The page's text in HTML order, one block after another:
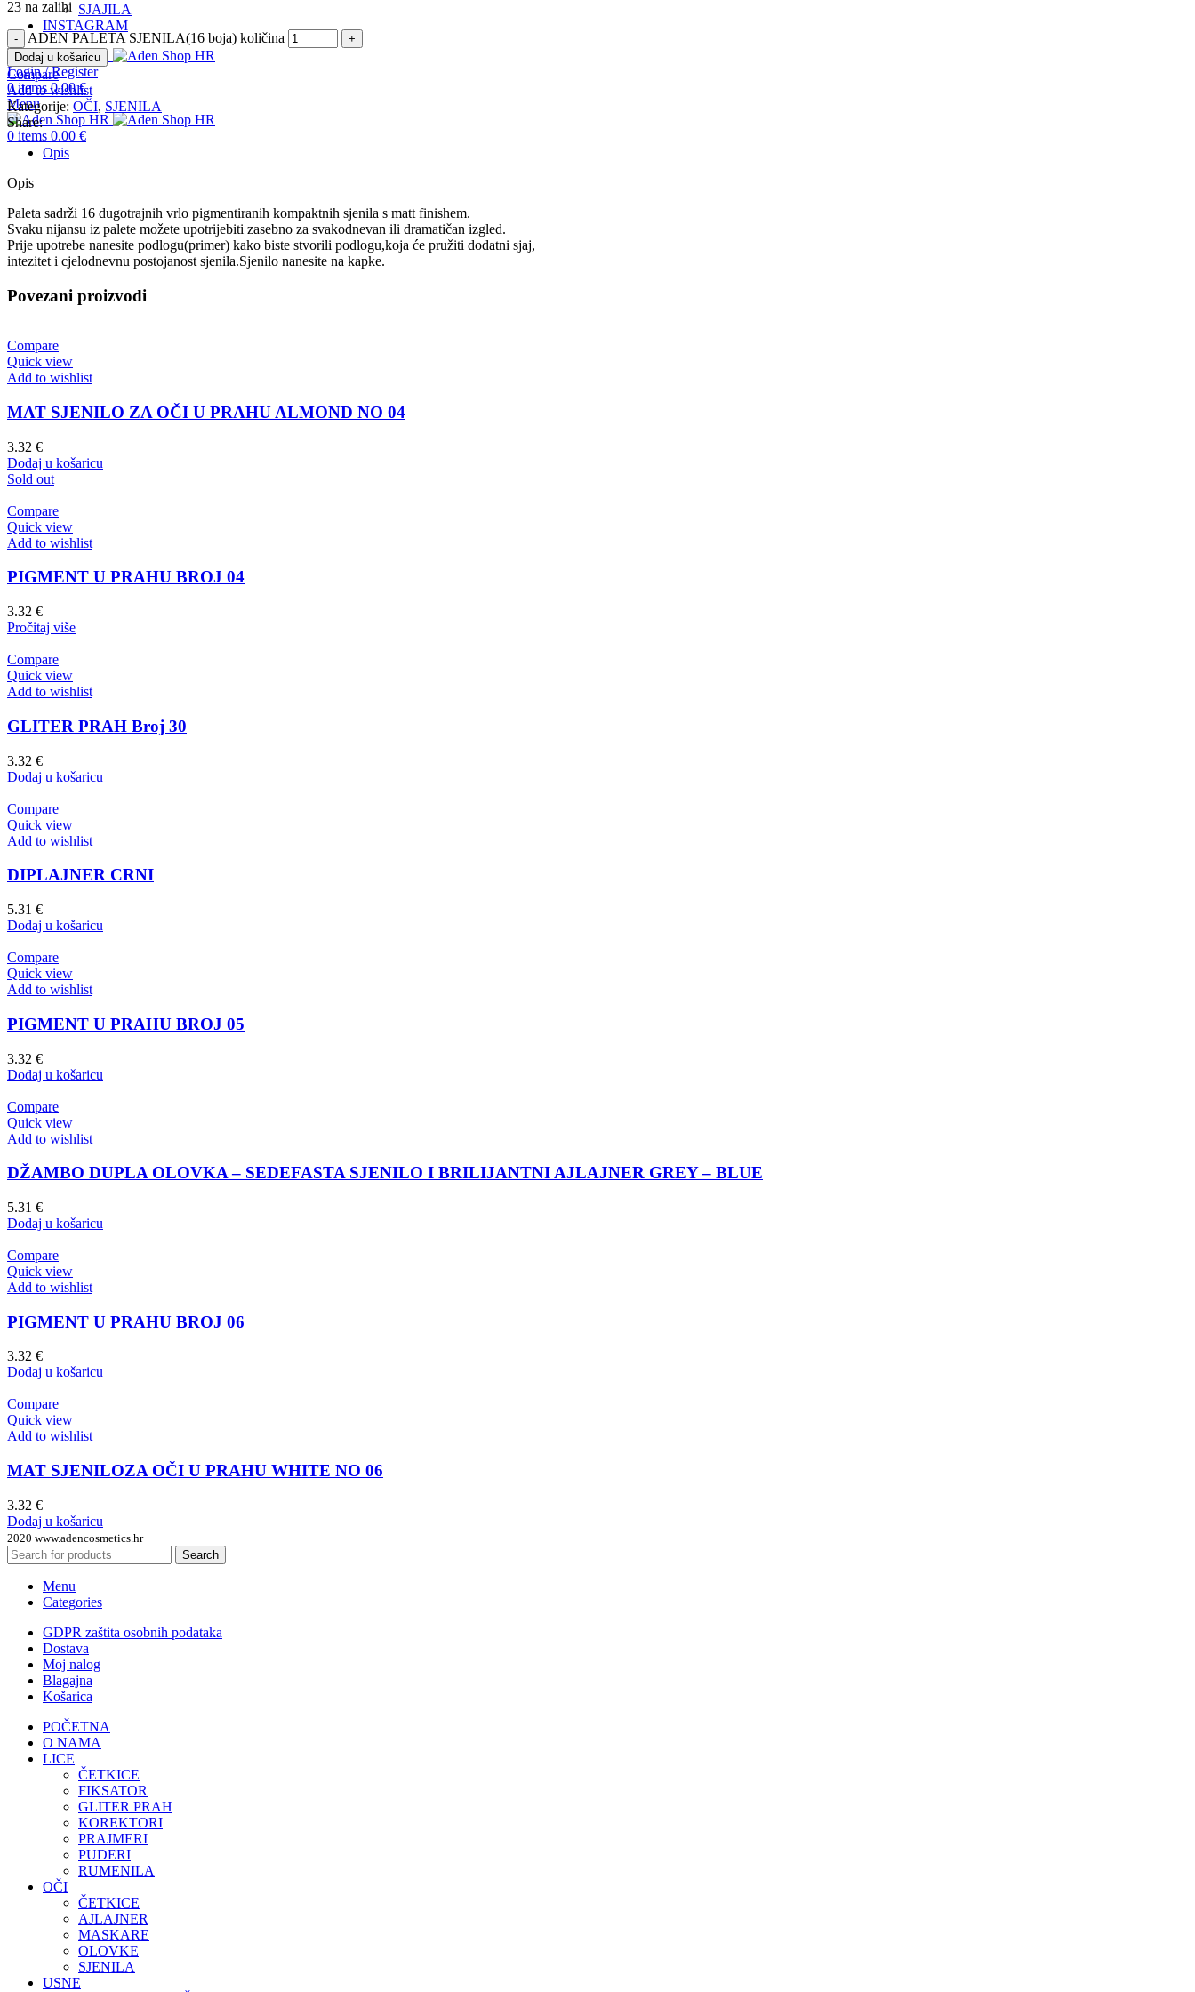
SJAJILA
INSTAGRAM
Login / Register
0items 0.00€
Menu
0 items 0.00 €
23 na zalihi
ADEN PALETA SJENILA(16 boja) količina
Dodaj u košaricu
Compare
Add to wishlist
Kategorije: OČI, SJENILA
Share:
Opis
Opis
Paleta sadrži 16 dugotrajnih vrlo pigmentiranih kompaktnih sjenila s matt finishem.
Svaku nijansu iz palete možete upotrijebiti zasebno za svakodnevan ili dramatičan izgled.
Prije upotrebe nanesite podlogu(primer) kako biste stvorili podlogu,koja će pružiti dodatni sjaj,
intezitet i cjelodnevnu postojanost sjenila.Sjenilo nanesite na kapke.
Povezani proizvodi
Compare
Quick view
Add to wishlist
MAT SJENILO ZA OČI U PRAHU ALMOND NO 04
3.32 €
Dodaj u košaricu
Sold out
Compare
Quick view
Add to wishlist
PIGMENT U PRAHU BROJ 04
3.32 €
Pročitaj više
Compare
Quick view
Add to wishlist
GLITER PRAH Broj 30
3.32 €
Dodaj u košaricu
Compare
Quick view
Add to wishlist
DIPLAJNER CRNI
5.31 €
Dodaj u košaricu
Compare
Quick view
Add to wishlist
PIGMENT U PRAHU BROJ 05
3.32 €
Dodaj u košaricu
Compare
Quick view
Add to wishlist
DŽAMBO DUPLA OLOVKA – SEDEFASTA SJENILO I BRILIJANTNI AJLAJNER GREY – BLUE
5.31 €
Dodaj u košaricu
Compare
Quick view
Add to wishlist
PIGMENT U PRAHU BROJ 06
3.32 €
Dodaj u košaricu
Compare
Quick view
Add to wishlist
MAT SJENILOZA OČI U PRAHU WHITE NO 06
3.32 €
Dodaj u košaricu
2020 www.adencosmetics.hr
Search
Menu
Categories
GDPR zaštita osobnih podataka
Dostava
Moj nalog
Blagajna
Košarica
POČETNA
O NAMA
LICE
ČETKICE
FIKSATOR
GLITER PRAH
KOREKTORI
PRAJMERI
PUDERI
RUMENILA
OČI
ČETKICE
AJLAJNER
MASKARE
OLOVKE
SJENILA
USNE